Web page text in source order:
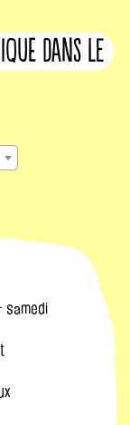
dans le
samedi